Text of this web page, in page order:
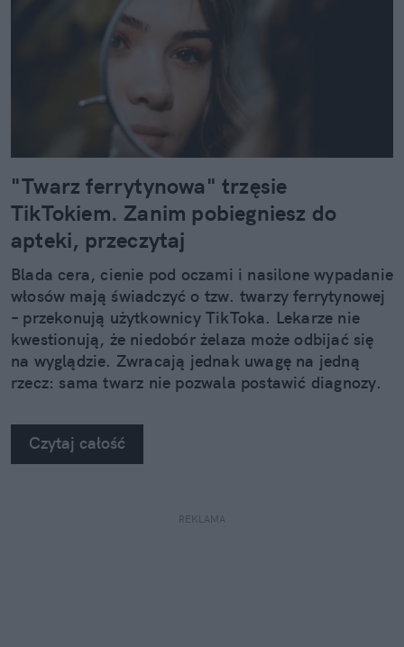
"Twarz ferrytynowa" trzęsie
TikTokiem. Zanim pobiegniesz do
apteki, przeczytaj
Blada cera, cienie pod oczami i nasilone wypadanie
włosów mają świadczyć o tzw. twarzy ferrytynowej
– przekonują użytkownicy TikToka. Lekarze nie
kwestionują, że niedobór żelaza może odbijać się
na wyglądzie. Zwracają jednak uwagę na jedną
rzecz: sama twarz nie pozwala postawić diagnozy.
Czytaj całość
REKLAMA